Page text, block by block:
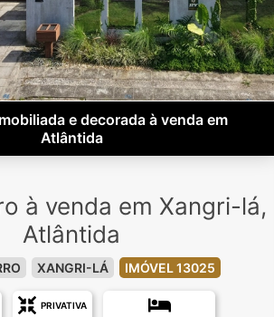
e decorada à venda em
Atlântida
à venda em Xangri-lá,
Atlântida
XANGRI-LÁ IMÓVEL 13025
PRIVATIVA